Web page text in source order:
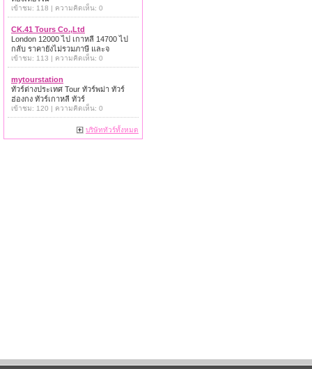
เข้าชม: 118 | ความคิดเห็น: 0
CK.41 Tours Co.,Ltd
London 12000 ไป เกาหลี 14700 ไป
กลับ ราคายังไม่รวมภาษี และจ
เข้าชม: 113 | ความคิดเห็น: 0
mytourstation
ทัวร์ต่างประเทศ Tour ทัวร์พม่า ทัวร์
ฮ่องกง ทัวร์เกาหลี ทัวร์
เข้าชม: 120 | ความคิดเห็น: 0
บริษัททัวร์ทั้งหมด